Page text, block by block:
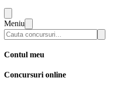
Meniu
Contul meu
Concursuri online